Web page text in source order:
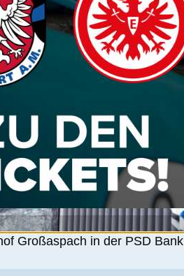
Großaspach in der PSD Bank